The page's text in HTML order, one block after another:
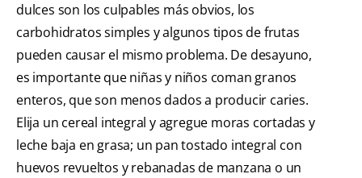
dulces son los culpables más obvios, los
carbohidratos simples y algunos tipos de frutas
pueden causar el mismo problema. De desayuno,
es importante que niñas y niños coman granos
enteros, que son menos dados a producir caries.
Elija un cereal integral y agregue moras cortadas y
leche baja en grasa; un pan tostado integral con
huevos revueltos y rebanadas de manzana o un